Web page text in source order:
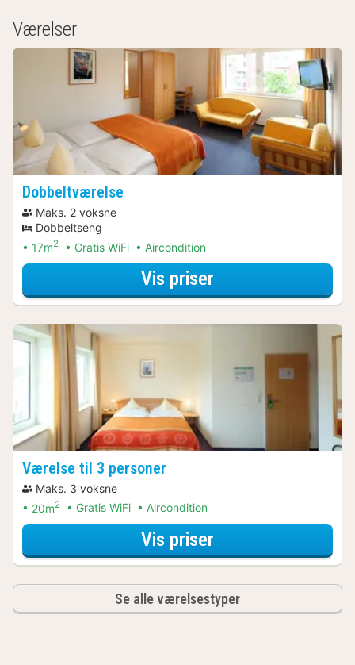
Værelser
Dobbeltværelse
Maks. 2 voksne
Dobbeltseng
17m2 Gratis WiFi Aircondition
Vis priser
Værelse til 3 personer
Maks. 3 voksne
20m2 Gratis WiFi Aircondition
Vis priser
Se alle værelsestyper